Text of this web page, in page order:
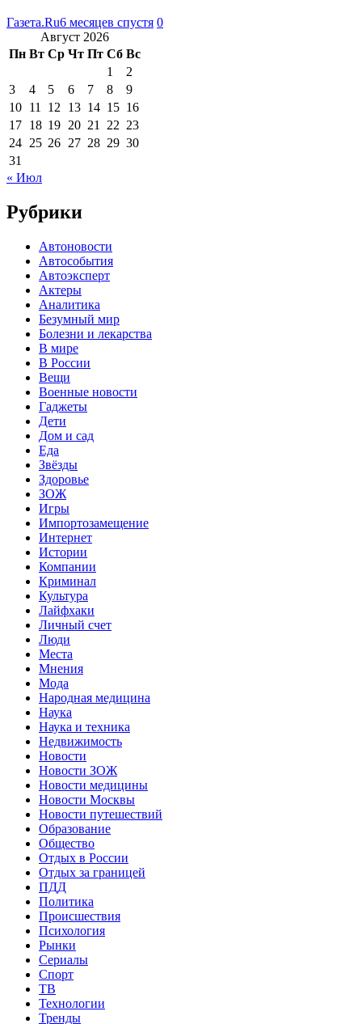
Газета.Ru6 месяцев спустя 0
Август 2026
Пн Вт Ср Чт Пт Сб Вс
1
2
3
4 5 6 7 8
9
10 11 12 13 14 15 16
17 18 19 20 21 22 23
24 25 26 27 28 29 30
31
« Июл
Рубрики
Автоновости
Автособытия
Автоэксперт
Актеры
Аналитика
Безумный мир
Болезни и лекарства
В мире
В России
Вещи
Военные новости
Гаджеты
Дети
Дом и сад
Еда
Звёзды
Здоровье
ЗОЖ
Игры
Импортозамещение
Интернет
Истории
Компании
Криминал
Культура
Лайфхаки
Личный счет
Люди
Места
Мнения
Мода
Народная медицина
Наука
Наука и техника
Недвижимость
Новости
Новости ЗОЖ
Новости медицины
Новости Москвы
Новости путешествий
Образование
Общество
Отдых в России
Отдых за границей
ПДД
Политика
Происшествия
Психология
Рынки
Сериалы
Спорт
ТВ
Технологии
Тренды